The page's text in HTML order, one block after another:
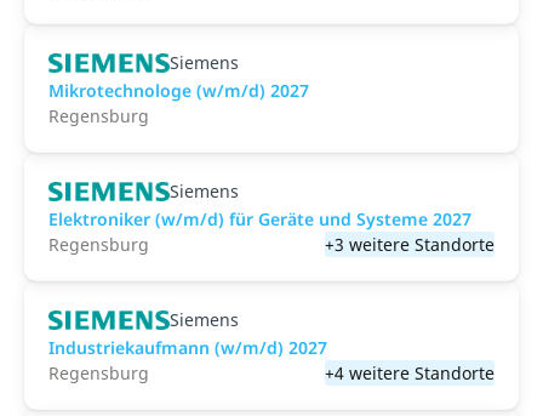
Siemens
Mikrotechnologe (w/m/d) 2027
Regensburg
Siemens
Elektroniker (w/m/d) für Geräte und Systeme 2027
Regensburg
+3 weitere Standorte
Siemens
Industriekaufmann (w/m/d) 2027
Regensburg
+4 weitere Standorte